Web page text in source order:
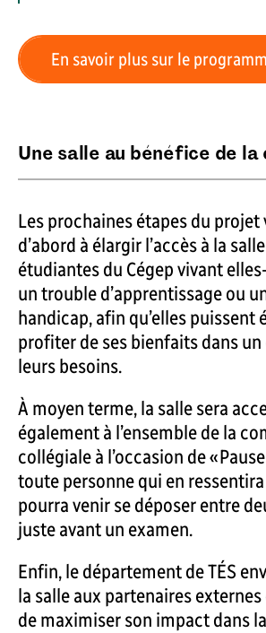
En savoir plus sur le
Une salle au bénéfice de
Les prochaines étapes du
d’abord à élargir l’accès à la
étudiantes du Cégep vivant
un trouble d’apprentissage ou
handicap, afin qu’elles puissent
profiter de ses bienfaits dans un
leurs besoins.
À moyen terme, la salle sera
également à l’ensemble de la
collégiale à l’occasion de «
toute personne qui en
pourra venir se déposer entre
juste avant un examen.
Enfin, le département de TÉS
la salle aux partenaires
de maximiser son impact dans